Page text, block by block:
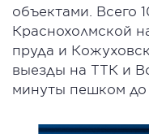
объектами. Всего
Краснохолмской
пруда и
выезды на ТТК и
минуты пешком